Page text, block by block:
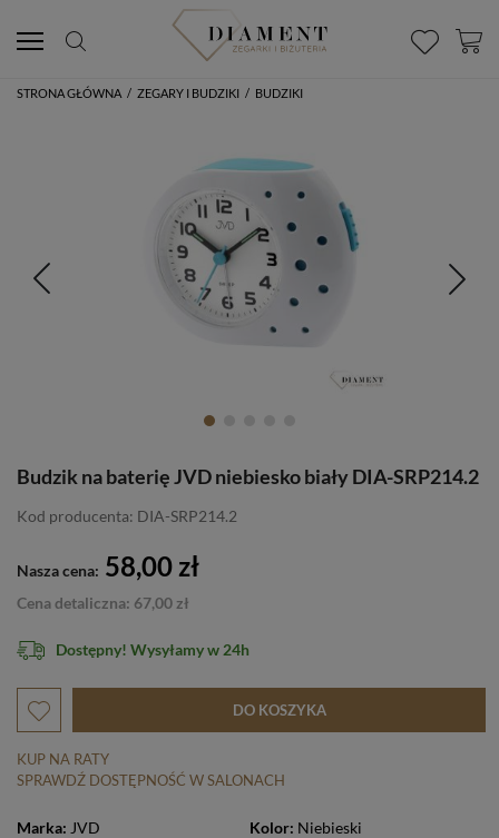
STRONA GŁÓWNA / ZEGARY I BUDZIKI / BUDZIKI
Budzik na baterię JVD niebiesko biały DIA-SRP214.2
Kod producenta: DIA-SRP214.2
Nasza cena: 58,00 zł
Cena detaliczna: 67,00 zł
Dostępny! Wysyłamy w 24h
DO KOSZYKA
KUP NA RATY
SPRAWDŹ DOSTĘPNOŚĆ W SALONACH
Marka: JVD Kolor: Niebieski